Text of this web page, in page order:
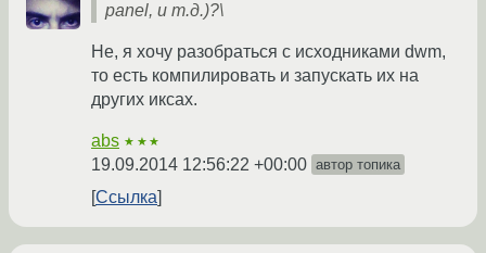
panel, и т.д.)?\
Не, я хочу разобраться с исходниками dwm,
то есть компилировать и запускать их на
других иксах.
abs ★★★
19.09.2014 12:56:22 +00:00 автор топика
Ссылка